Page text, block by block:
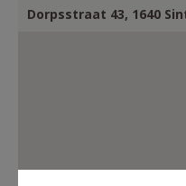
Dorpsstraat 43, 1640